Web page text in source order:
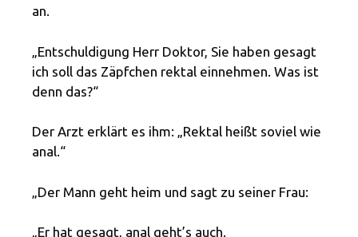
an.
„Entschuldigung Herr Doktor, Sie haben gesagt
ich soll das Zäpfchen rektal einnehmen. Was ist
denn das?“
Der Arzt erklärt es ihm: „Rektal heißt soviel wie
anal.“
„Der Mann geht heim und sagt zu seiner Frau:
„Er hat gesagt, anal geht’s auch.